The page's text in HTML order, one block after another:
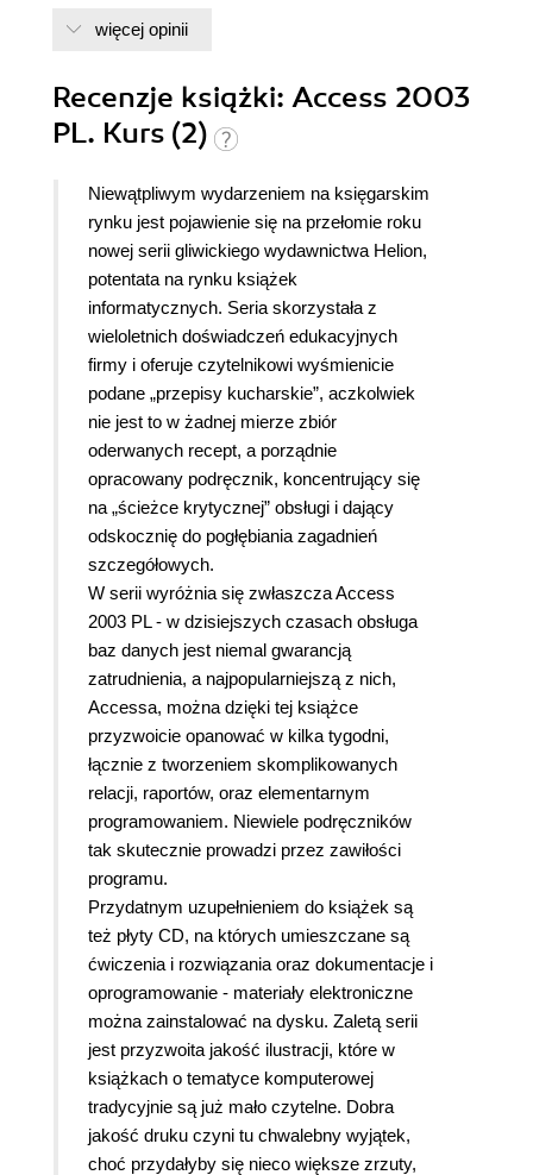
więcej opinii
Recenzje książki: Access 2003
PL. Kurs (2)
Niewątpliwym wydarzeniem na księgarskim
rynku jest pojawienie się na przełomie roku
nowej serii gliwickiego wydawnictwa Helion,
potentata na rynku książek
informatycznych. Seria skorzystała z
wieloletnich doświadczeń edukacyjnych
firmy i oferuje czytelnikowi wyśmienicie
podane „przepisy kucharskie”, aczkolwiek
nie jest to w żadnej mierze zbiór
oderwanych recept, a porządnie
opracowany podręcznik, koncentrujący się
na „ścieżce krytycznej” obsługi i dający
odskocznię do pogłębiania zagadnień
szczegółowych.
W serii wyróżnia się zwłaszcza Access
2003 PL - w dzisiejszych czasach obsługa
baz danych jest niemal gwarancją
zatrudnienia, a najpopularniejszą z nich,
Accessa, można dzięki tej książce
przyzwoicie opanować w kilka tygodni,
łącznie z tworzeniem skomplikowanych
relacji, raportów, oraz elementarnym
programowaniem. Niewiele podręczników
tak skutecznie prowadzi przez zawiłości
programu.
Przydatnym uzupełnieniem do książek są
też płyty CD, na których umieszczane są
ćwiczenia i rozwiązania oraz dokumentacje i
oprogramowanie - materiały elektroniczne
można zainstalować na dysku. Zaletą serii
jest przyzwoita jakość ilustracji, które w
książkach o tematyce komputerowej
tradycyjnie są już mało czytelne. Dobra
jakość druku czyni tu chwalebny wyjątek,
choć przydałyby się nieco większe zrzuty,